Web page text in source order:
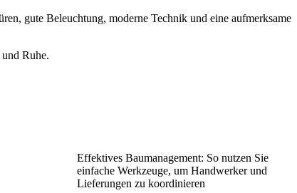
gute Beleuchtung, moderne Technik und eine aufmerksame
Ruhe.
Effektives Baumanagement: So nutzen Sie
einfache Werkzeuge, um Handwerker und
Lieferungen zu koordinieren